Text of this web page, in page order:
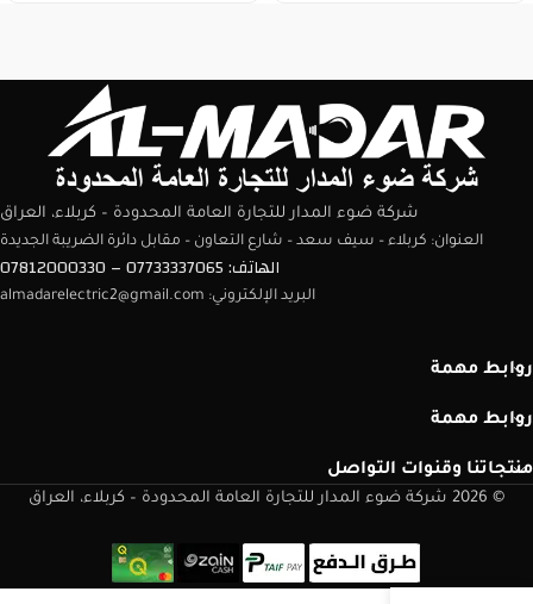
شركة ضوء المدار للتجارة العامة المحدودة – كربلاء، العراق
العنوان: كربلاء – سيف سعد – شارع التعاون – مقابل دائرة الضريبة الجديدة
الهاتف: 07733337065 – 07812000330
البريد الإلكتروني: almadarelectric2@gmail.com
روابط مهمة
روابط مهمة
منتجاتنا وقنوات التواصل
© 2026 شركة ضوء المدار للتجارة العامة المحدودة – كربلاء، العراق